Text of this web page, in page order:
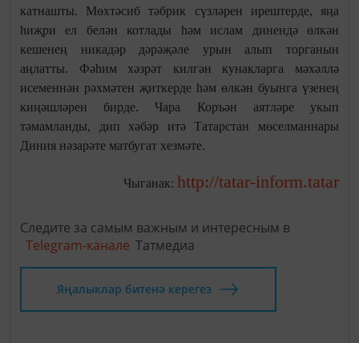
катнашты. Мөхтәсиб тәбрик сүзләрен ирештерде, яңа
һиҗри ел белән котлады һәм ислам динендә өлкән
кешенең никадәр дәрәҗәле урын алып торганын
аңлатты. Фәһим хәзрәт килгән кунакларга мәхәллә
исеменнән рәхмәтен җиткерде һәм өлкән буынга үзенең
киңәшләрен бирде. Чара Коръән аятләре укып
тәмамланды, дип хәбәр итә Татарстан мөселманнары
Диния нәзарәте матбугат хезмәте.
Чыганак: http://tatar-inform.tatar
Следите за самым важным и интересным в
Telegram-канале Татмедиа
Яңалыклар битенә керегез